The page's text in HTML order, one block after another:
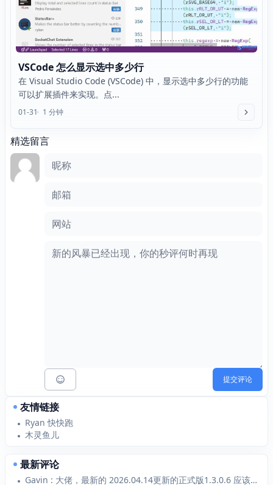
VSCode 怎么显示选中多少行
在 Visual Studio Code (VSCode) 中，显示选中多少行的功能
可以扩展插件来实现。点...
01-31 1 分钟
精选留言
昵称
邮箱
网站
评论框
提交评论
友情链接
Ryan 快快跑
木灵鱼儿
最新评论
Gavin : 大佬，最新的 2026.04.14更新的正式版1.3.0.6 应该支持 Typecho1...